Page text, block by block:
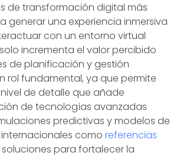
de transformación digital más
generar una experiencia inmersiva
con un entorno virtual
incrementa el valor percibido
de planificación y gestión
rol fundamental, ya que permite
de detalle que añade
de tecnologías avanzadas
predictivas y modelos de
como referencias
para fortalecer la